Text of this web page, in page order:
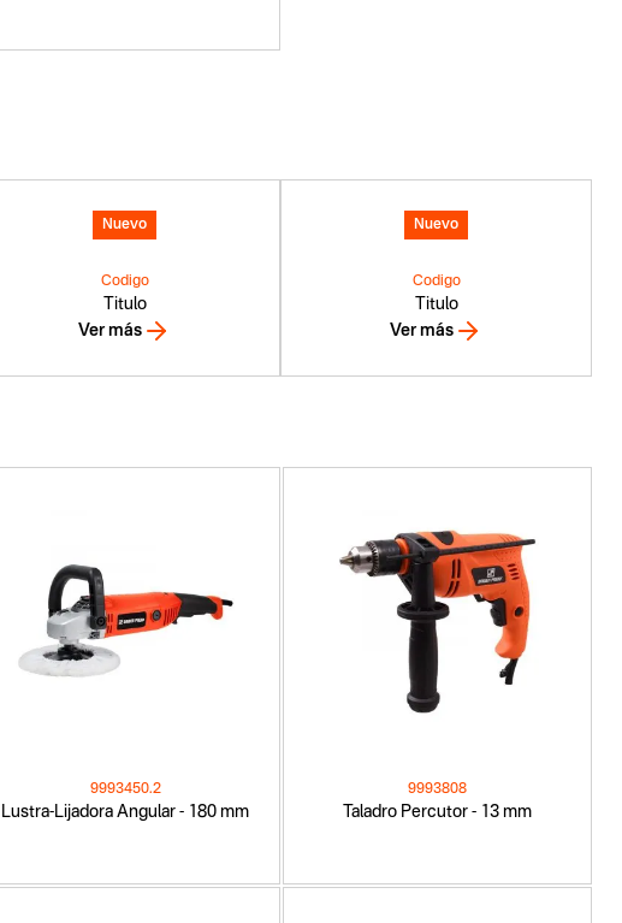
Nuevo
Titulo
Codigo
Ver más
Nuevo
Titulo
Codigo
Ver más
Lustra-Lijadora Angular - 180 mm
9993450.2
Taladro Percutor - 13 mm
9993808